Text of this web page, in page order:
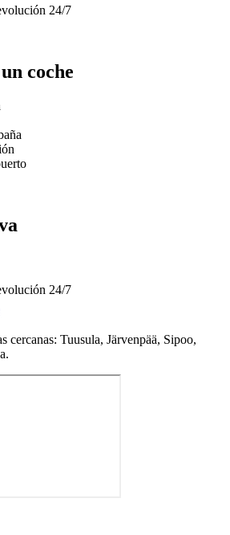
24/7
coche
24/7
cercanas: Tuusula, Järvenpää, Sipoo,